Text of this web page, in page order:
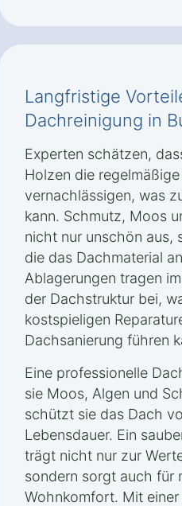
Langfristige
Dachreinigung in
Experten schätzen,
Holzen die
vernachlässigen, was
kann. Schmutz, Moos
nicht nur unschön aus,
die das Dachmaterial
Ablagerungen tragen
der Dachstruktur bei,
kostspieligen
Dachsanierung führen
Eine professionelle
sie Moos, Algen und
schützt sie das Dach
Lebensdauer. Ein
trägt nicht nur zur
sondern sorgt auch für
Wohnkomfort. Mit